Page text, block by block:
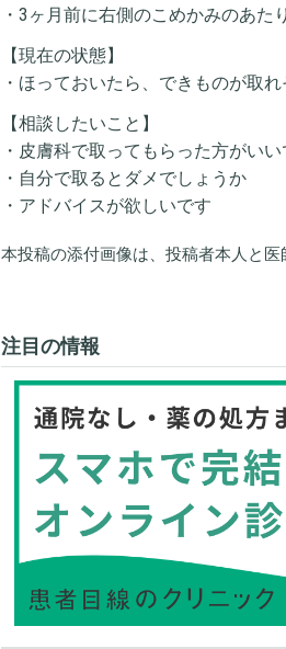
・3ヶ月前に右側のこめかみのあ
【現在の状態】
・ほっておいたら、できものが取
【相談したいこと】
・皮膚科で取ってもらった方がい
・自分で取るとダメでしょうか
・アドバイスが欲しいです
本投稿の添付画像は、投稿者本人と医
注目の情報